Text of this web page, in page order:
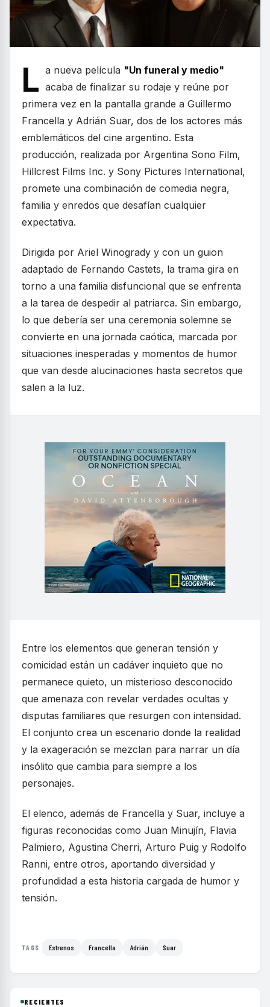
L a nueva película "Un funeral y medio"
acaba de finalizar su rodaje y reúne por
primera vez en la pantalla grande a Guillermo
Francella y Adrián Suar, dos de los actores más
emblemáticos del cine argentino. Esta
producción, realizada por Argentina Sono Film,
Hillcrest Films Inc. y Sony Pictures International,
promete una combinación de comedia negra,
familia y enredos que desafían cualquier
expectativa.
Dirigida por Ariel Winogrady y con un guion
adaptado de Fernando Castets, la trama gira en
torno a una familia disfuncional que se enfrenta
a la tarea de despedir al patriarca. Sin embargo,
lo que debería ser una ceremonia solemne se
convierte en una jornada caótica, marcada por
situaciones inesperadas y momentos de humor
que van desde alucinaciones hasta secretos que
salen a la luz.
Entre los elementos que generan tensión y
comicidad están un cadáver inquieto que no
permanece quieto, un misterioso desconocido
que amenaza con revelar verdades ocultas y
disputas familiares que resurgen con intensidad.
El conjunto crea un escenario donde la realidad
y la exageración se mezclan para narrar un día
insólito que cambia para siempre a los
personajes.
El elenco, además de Francella y Suar, incluye a
figuras reconocidas como Juan Minujín, Flavia
Palmiero, Agustina Cherri, Arturo Puig y Rodolfo
Ranni, entre otros, aportando diversidad y
profundidad a esta historia cargada de humor y
tensión.
TAGS Estrenos Francella Adrián Suar
RECIENTES